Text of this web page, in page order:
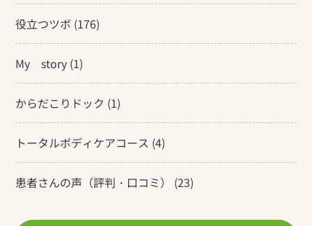
役立つツボ (176)
My story (1)
からだこりドック (1)
トータルボディケアコース (4)
患者さんの声（評判・口コミ） (23)